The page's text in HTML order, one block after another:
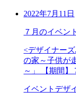
2022年7月11日
７月のイベン
<デザイナー
の家～子供が
～」 【期間
イベント デザ